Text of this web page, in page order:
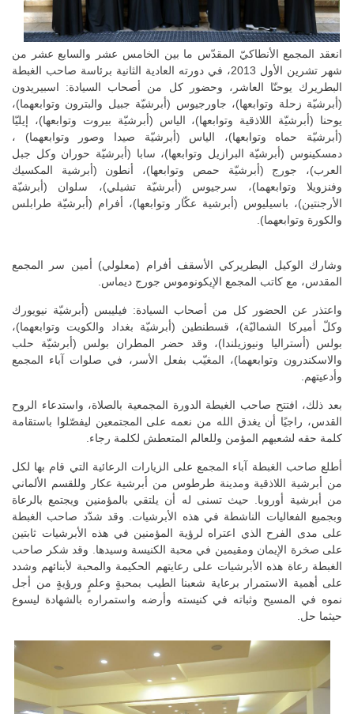
انعقد المجمع الأنطاكيّ المقدّس ما بين الخامس عشر والسابع عشر من
شهر تشرين الأول 2013، في دورته العادية الثانية برئاسة صاحب الغبطة
البطريرك يوحنّا العاشر، وحضور كل من أصحاب السيادة: اسبيريدون
(أبرشيّة زحلة وتوابعها)، جاورجيوس (أبرشيّة جبيل والبترون وتوابعهما)،
يوحنا (أبرشيّة اللاذقية وتوابعها)، الياس (أبرشيّة بيروت وتوابعها)، إيليّا
(أبرشيّة حماه وتوابعها)، الياس (أبرشيّة صيدا وصور وتوابعهما) ،
دمسكينوس (أبرشيّة البرازيل وتوابعها)، سابا (أبرشيّة حوران وكل جبل
العرب)، جورج (أبرشيّة حمص وتوابعها)، أنطون (أبرشية المكسيك
وفنزويلا وتوابعهما)، سرجيوس (أبرشيّة تشيلي)، سلوان (أبرشيّة
الأرجنتين)، باسيليوس (أبرشية عكّار وتوابعها)، أفرام (أبرشيّة طرابلس
والكورة وتوابعهما).
وشارك الوكيل البطريركي الأسقف أفرام (معلولي) أمين سر المجمع
المقدس، مع كاتب المجمع الإيكونوموس جورج ديماس.
واعتذر عن الحضور كل من أصحاب السيادة: فيليبس (أبرشيّة نيويورك
وكلّ أميركا الشماليّة)، قسطنطين (أبرشيّة بغداد والكويت وتوابعهما)،
بولس (أستراليا ونيوزيلندا)، وقد حضر المطران بولس (أبرشيّة حلب
والاسكندرون وتوابعهما)، المغيّب بفعل الأسر، في صلوات آباء المجمع
وأدعيتهم.
بعد ذلك، افتتح صاحب الغبطة الدورة المجمعية بالصلاة، واستدعاء الروح
القدس، راجيًا أن يغدق الله من نعمه على المجتمعين ليفصّلوا باستقامة
كلمة حقه لشعبهم المؤمن وللعالم المتعطش لكلمة رجاء.
أطلع صاحب الغبطة آباء المجمع على الزيارات الرعائية التي قام بها لكل
من أبرشية اللاذقية ومدينة طرطوس من أبرشية عكار وللقسم الألماني
من أبرشية أوروبا. حيث تسنى له أن يلتقي بالمؤمنين ويجتمع بالرعاة
وبجميع الفعاليات الناشطة في هذه الأبرشيات. وقد شدّد صاحب الغبطة
على مدى الفرح الذي اعتراه لرؤية المؤمنين في هذه الأبرشيات ثابتين
على صخرة الإيمان ومقيمين في محبة الكنيسة وسيدها. وقد شكر صاحب
الغبطة رعاة هذه الأبرشيات على رعايتهم الحكيمة والمحبة لأبنائهم وشدد
على أهمية الاستمرار برعاية شعبنا الطيب بمحبةٍ وعلمٍ ورؤيةٍ من أجل
نموه في المسيح وثباته في كنيسته وأرضه واستمراره بالشهادة ليسوع
حيثما حل.